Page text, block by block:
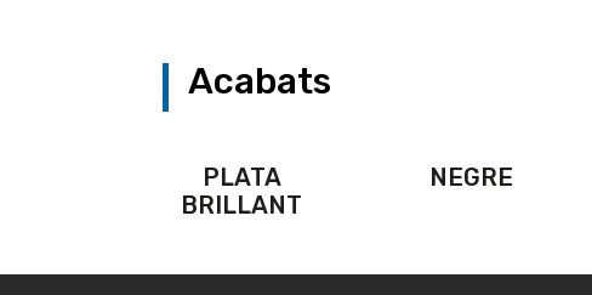
Acabats
PLATA
BRILLANT
NEGRE